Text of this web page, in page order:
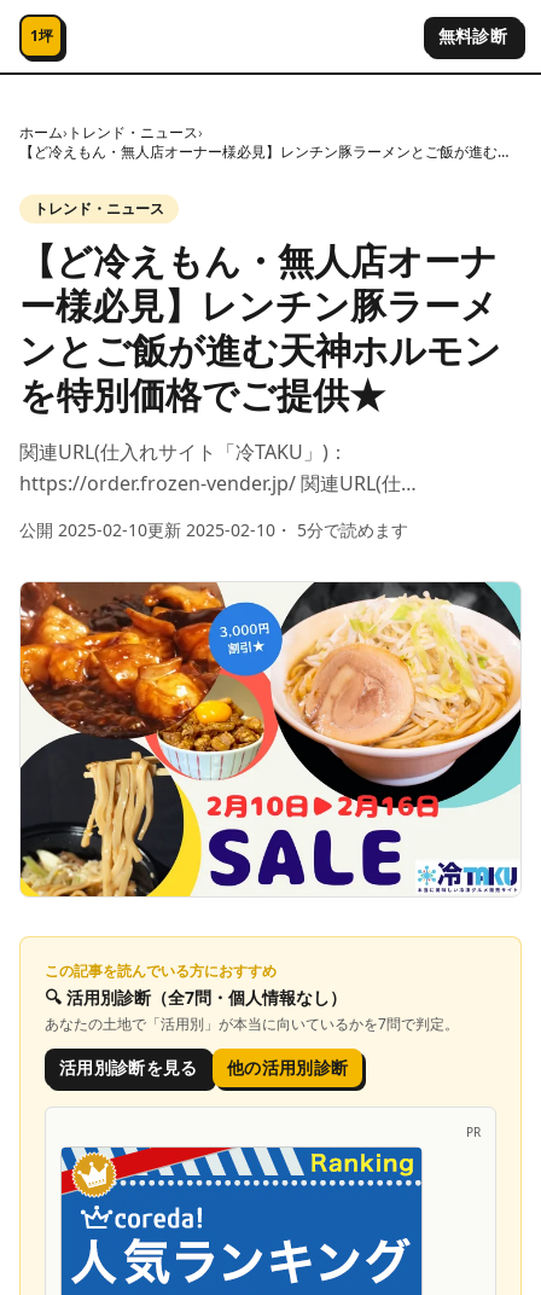
コンテンツへスキップ
1坪 無料診断
ホーム› トレンド・ニュース›
【ど冷えもん・無人店オーナー様必見】レンチン豚ラーメンとご飯が進む天神ホルモンを特別価格でご提供★
トレンド・ニュース
【ど冷えもん・無人店オーナ
ー様必見】レンチン豚ラーメ
ンとご飯が進む天神ホルモン
を特別価格でご提供★
関連URL(仕入れサイト「冷TAKU」)：
https://order.frozen-vender.jp/ 関連URL(仕…
公開 2025-02-10更新 2025-02-10 ・ 5分で読めます
この記事を読んでいる方におすすめ
🔍 活用別診断 （全7問・個人情報なし）
あなたの土地で「活用別」が本当に向いているかを7問で判定。
活用別診断を見る 他の活用別診断
PR